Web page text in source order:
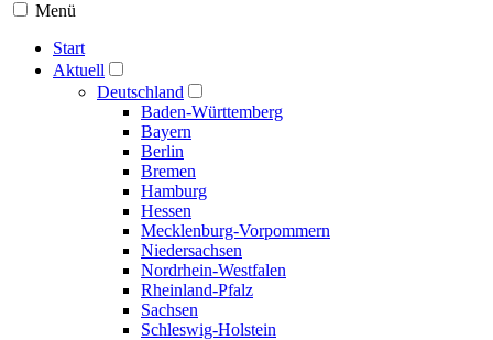
Menü
Start
Aktuell
Deutschland
Baden-Württemberg
Bayern
Berlin
Bremen
Hamburg
Hessen
Mecklenburg-Vorpommern
Niedersachsen
Nordrhein-Westfalen
Rheinland-Pfalz
Sachsen
Schleswig-Holstein